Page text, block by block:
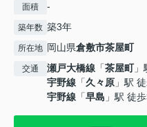
面積 -
築年数 築3年
所在地 岡山県倉敷市茶屋町
交通 瀬戸大橋線 「茶屋町」
宇野線 「久々原 」駅
宇野線 「早島 」駅 徒